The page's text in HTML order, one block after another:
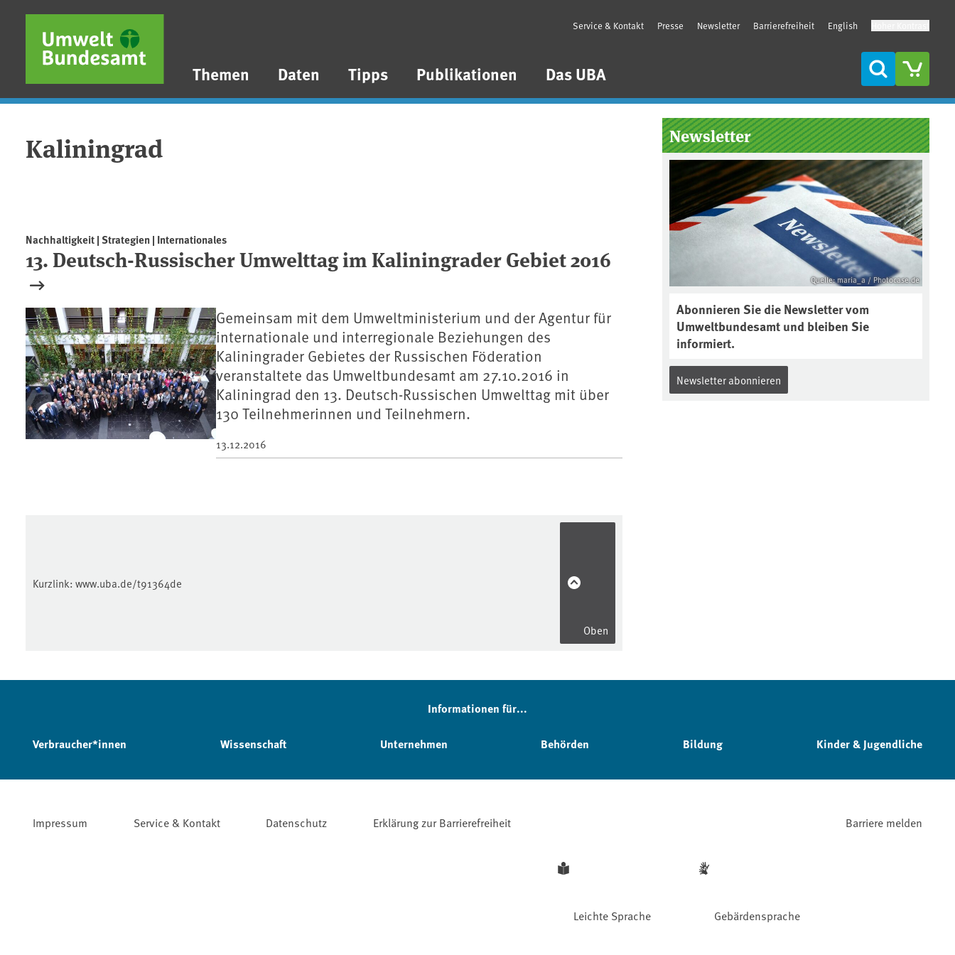
Direkt zum Inhalt
Direkt zum Hauptmenü
Direkt zur Fußzeile
Themen Daten Tipps Publikationen Das UBA
Service & Kontakt Presse Newsletter Barrierefreiheit English
Suche
Kaliningrad
Nachhaltigkeit | Strategien | Internationales
13. Deutsch-Russischer Umwelttag im Kaliningrader Gebiet 2016
Gemeinsam mit dem Umweltministerium und der Agentur für
internationale und interregionale Beziehungen des
Kaliningrader Gebietes der Russischen Föderation
veranstaltete das Umweltbundesamt am 27.10.2016 in
Kaliningrad den 13. Deutsch-Russischen Umwelttag mit über
130 Teilnehmerinnen und Teilnehmern.
13.12.2016
Kurzlink: www.uba.de/t91364de
Oben
Seitenleiste
Newsletter
Quelle: maria_a / Photocase.de
Abonnieren Sie die Newsletter vom
Umweltbundesamt und bleiben Sie
informiert.
Newsletter abonnieren
Informationen für...
Verbraucher*innen Wissenschaft Unternehmen Behörden Bildung Kinder & Jugendliche
Impressum Service & Kontakt Datenschutz Erklärung zur Barrierefreiheit
Leichte Sprache Gebärdensprache
Barriere melden